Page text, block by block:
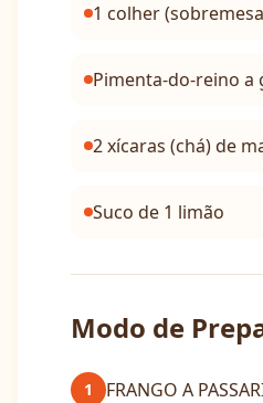
1 colher
Pimenta-do-reino a
2 xícaras (chá) de
Suco de 1 limão
Modo de
1
FRANGO A